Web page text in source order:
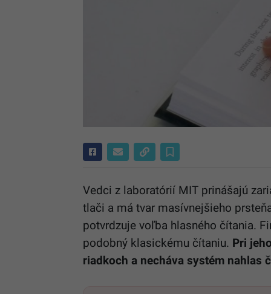
Vedci z laboratórií MIT prinášajú
tlači a má tvar masívnejšieho
potvrdzuje voľba hlasného čítania.
podobný klasickému čítaniu. Pri
riadkoch a necháva systém nahlas